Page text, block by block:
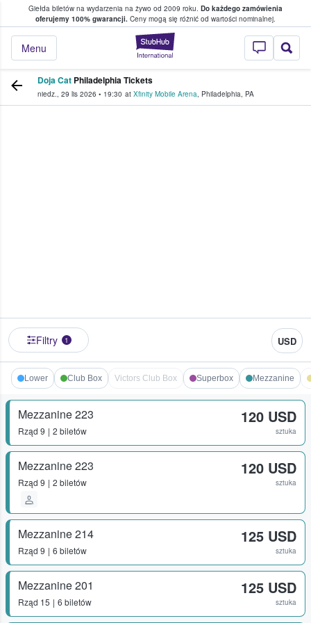
Giełda biletów na wydarzenia na żywo od 2009 roku. Do każdego zamówienia
oferujemy 100% gwarancji. Ceny mogą się różnić od wartości nominalnej.
StubHub —
Menu
w którym fani i kibice kupują i
Doja Cat Philadelphia Tickets
niedz., 29 lis 2026 • 19:30 at Xfinity Mobile Arena, Philadelphia, PA
Filtry 1 USD
Lower Club Box Victors Club Box Superbox Mezzanine
Mezzanine 223
Rząd 9 2 biletów
120 USD
sztuka
Mezzanine 223
Rząd 9 2 biletów
120 USD
sztuka
Mezzanine 214
Rząd 9 6 biletów
125 USD
sztuka
Mezzanine 201
Rząd 15 6 biletów
125 USD
sztuka